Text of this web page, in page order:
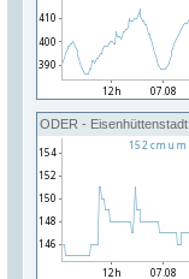
ODER - Eisenhüttenstadt